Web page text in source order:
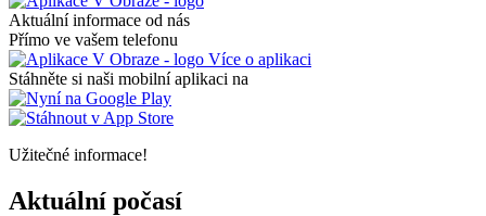
Aktuální informace od nás
Přímo ve vašem telefonu
Více o aplikaci
Stáhněte si naši mobilní aplikaci na
Užitečné informace!
Aktuální počasí